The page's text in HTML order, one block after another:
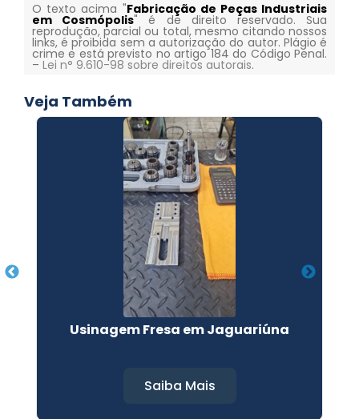
O texto acima "Fabricação de Peças Industriais
em Cosmópolis" é de direito reservado. Sua
reprodução, parcial ou total, mesmo citando nossos
links, é proibida sem a autorização do autor. Plágio é
crime e está previsto no artigo 184 do Código Penal.
– Lei n° 9.610-98 sobre direitos autorais.
Veja Também
Usinagem Fresa em Jaguariúna
Saiba Mais